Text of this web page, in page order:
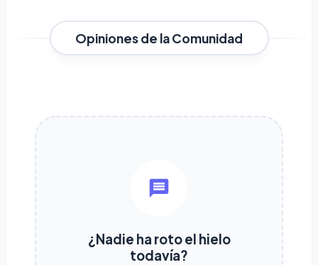
Opiniones de la Comunidad
¿Nadie ha roto el hielo
todavía?